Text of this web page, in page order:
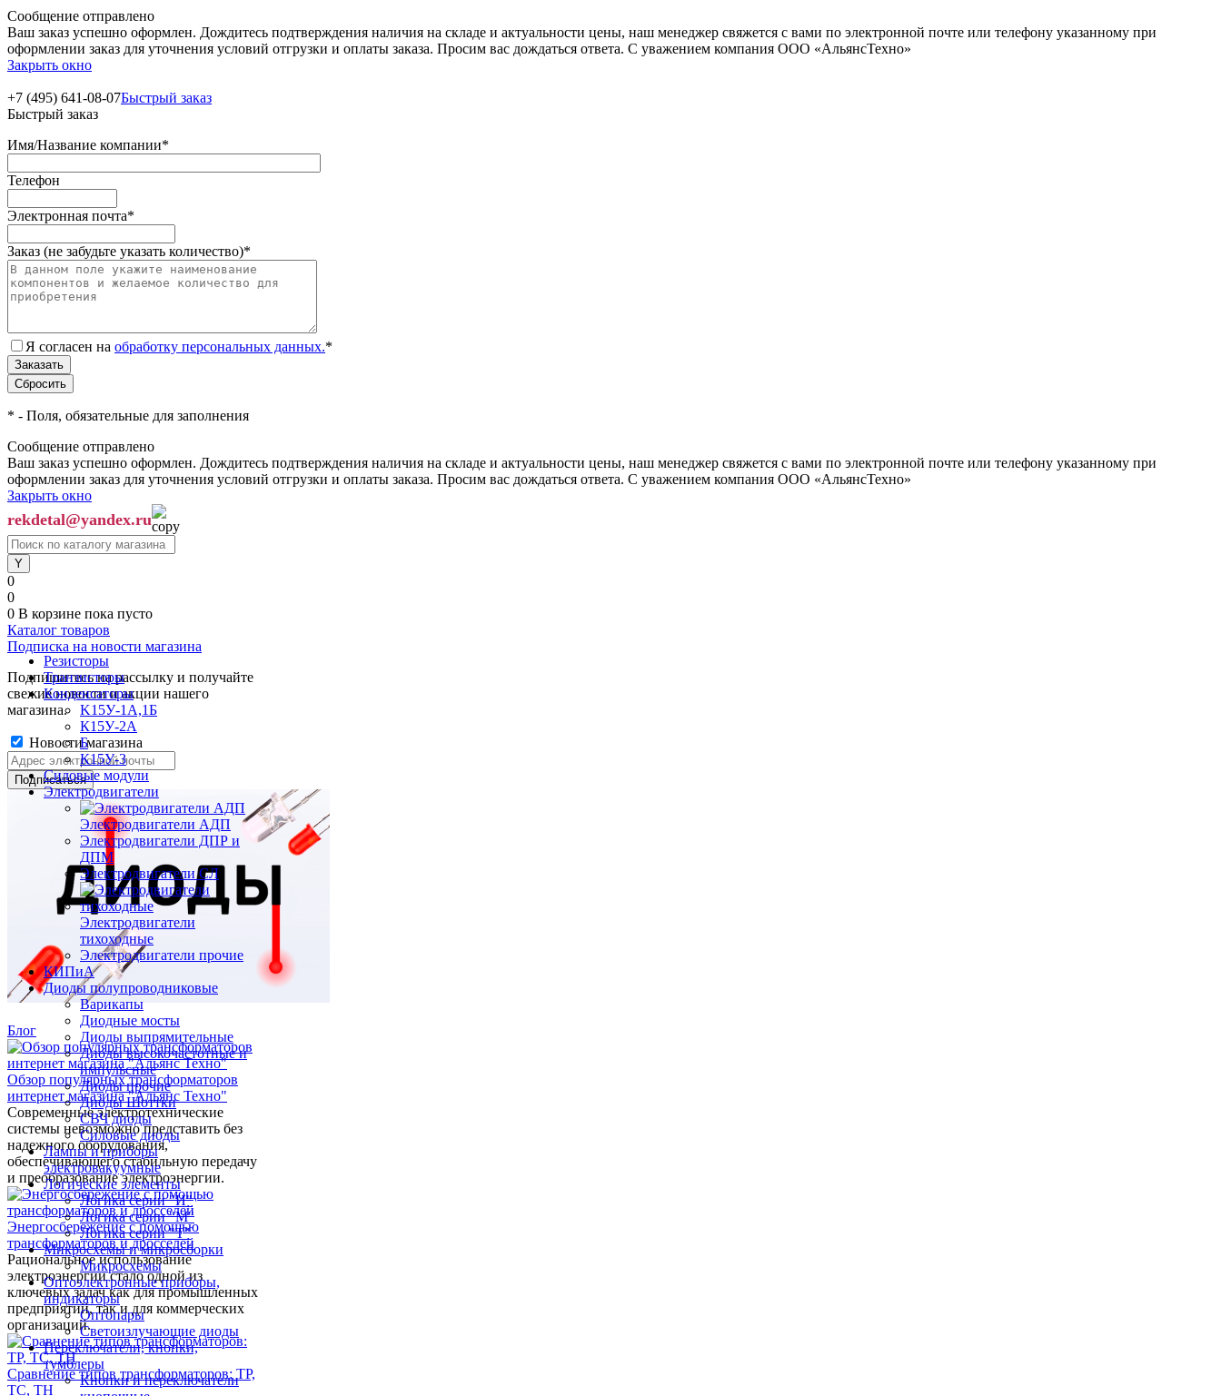
Сообщение отправлено
Ваш заказ успешно оформлен. Дождитесь подтверждения наличия на складе и актуальности цены, наш менеджер свяжется с вами по электронной почте или телефону указанному при
оформлении заказ для уточнения условий отгрузки и оплаты заказа. Просим вас дождаться ответа. С уважением компания ООО «АльянсТехно»
Закрыть окно
+7 (495) 641-08-07Быстрый заказ
Быстрый заказ
Имя/Название компании*
Телефон
Электронная почта*
Заказ (не забудьте указать количество)*
Я согласен на обработку персональных данных.*
* - Поля, обязательные для заполнения
Сообщение отправлено
Ваш заказ успешно оформлен. Дождитесь подтверждения наличия на складе и актуальности цены, наш менеджер свяжется с вами по электронной почте или телефону указанному при
оформлении заказ для уточнения условий отгрузки и оплаты заказа. Просим вас дождаться ответа. С уважением компания ООО «АльянсТехно»
Закрыть окно
rekdetal@yandex.ru
0
0
0 В корзине пока пусто
Каталог товаров
Резисторы
Транзисторы
Конденсаторы
K15У-1А,1Б
К15У-2А
Б
К15У-3
Силовые модули
Электродвигатели
Электродвигатели АДП
Электродвигатели ДПР и
ДПМ
Электродвигатели СЛ
Электродвигатели
тихоходные
Электродвигатели прочие
КИПиА
Диоды полупроводниковые
Варикапы
Диодные мосты
Диоды выпрямительные
Диоды высокочастотные и
импульсные
Диоды прочие
Диоды Шоттки
СВЧ диоды
Силовые диоды
Лампы и приборы
электровакуумные
Логические элементы
Логика серии "И"
Логика серии "М"
Логика серии "Т"
Микросхемы и микросборки
Микросхемы
Оптоэлектронные приборы,
индикаторы
Оптопары
Светоизлучающие диоды
Переключатели, кнопки,
тумблеры
Кнопки и переключатели
Подписка на новости магазина
Подпишитесь на рассылку и получайте
свежие новости и акции нашего
магазина.
Новости магазина
Блог
Обзор популярных трансформаторов
интернет магазина "Альянс Техно"
Современные электротехнические
системы невозможно представить без
надежного оборудования,
обеспечивающего стабильную передачу
и преобразование электроэнергии.
Энергосбережение с помощью
трансформаторов и дросселей
Рациональное использование
электроэнергии стало одной из
ключевых задач как для промышленных
предприятий, так и для коммерческих
организаций.
Сравнение типов трансформаторов: ТР,
ТС, ТН